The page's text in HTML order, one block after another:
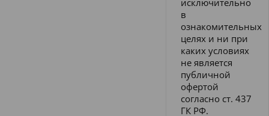
исключительно
в
ознакомительных
целях и ни при
каких условиях
не является
публичной
офертой
согласно ст. 437
ГК РФ.